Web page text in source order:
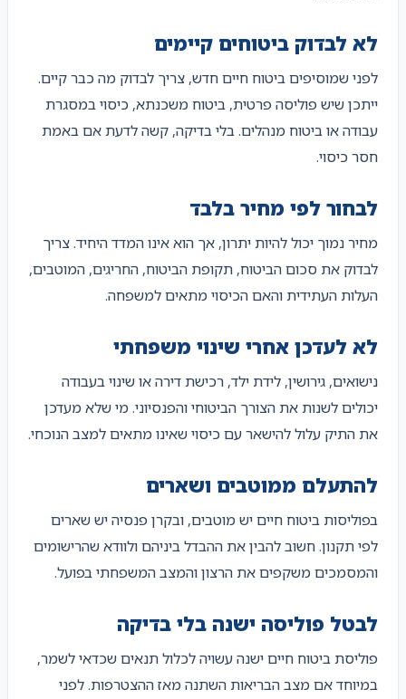
לא לבדוק ביטוחים קיימים
לפני שמוסיפים ביטוח חיים חדש, צריך לבדוק מה כבר קיים.
ייתכן שיש פוליסה פרטית, ביטוח משכנתא, כיסוי במסגרת
עבודה או ביטוח מנהלים. בלי בדיקה, קשה לדעת אם באמת
חסר כיסוי.
לבחור לפי מחיר בלבד
מחיר נמוך יכול להיות יתרון, אך הוא אינו המדד היחיד. צריך
לבדוק את סכום הביטוח, תקופת הביטוח, החריגים, המוטבים,
העלות העתידית והאם הכיסוי מתאים למשפחה.
לא לעדכן אחרי שינוי משפחתי
נישואים, גירושין, לידת ילד, רכישת דירה או שינוי בעבודה
יכולים לשנות את הצורך הביטוחי והפנסיוני. מי שלא מעדכן
את התיק עלול להישאר עם כיסוי שאינו מתאים למצב הנוכחי.
להתעלם ממוטבים ושארים
בפוליסות ביטוח חיים יש מוטבים, ובקרן פנסיה יש שארים
לפי תקנון. חשוב להבין את ההבדל ביניהם ולוודא שהרישומים
והמסמכים משקפים את הרצון והמצב המשפחתי בפועל.
לבטל פוליסה ישנה בלי בדיקה
פוליסת ביטוח חיים ישנה עשויה לכלול תנאים שכדאי לשמר,
במיוחד אם מצב הבריאות השתנה מאז ההצטרפות. לפני